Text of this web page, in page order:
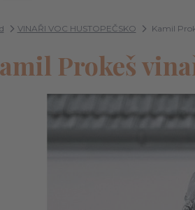
VINAŘI VOC HUSTOPEČSKO Kamil
Prokeš